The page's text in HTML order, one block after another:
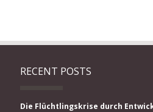
RECENT POSTS
Die Flüchtlingskrise durch